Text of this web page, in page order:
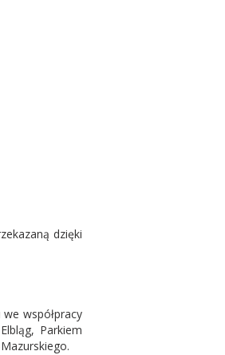
dzięki
współpracy
Parkiem